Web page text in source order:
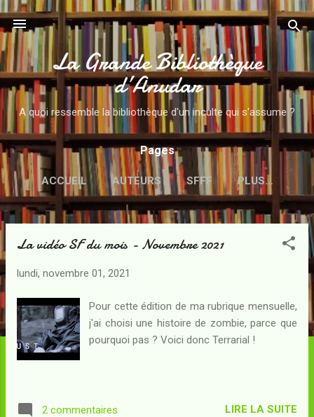
Accéder au contenu principal
La Grande Bibliothèque
d’Anudar
A quoi ressemble la bibliothèque d'un inculte qui s'assume ?
Pages
ACCUEIL AUTEURS SFFF PLUS…
La vidéo SF du mois - Novembre 2021
lundi, novembre 01, 2021
Pour cette édition de ma rubrique mensuelle,
j'ai choisi une histoire de zombie, parce que
pourquoi pas ? Voici donc Terrarial !
2 commentaires LIRE LA SUITE